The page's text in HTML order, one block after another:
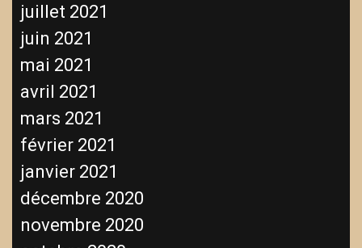
juillet 2021
juin 2021
mai 2021
avril 2021
mars 2021
février 2021
janvier 2021
décembre 2020
novembre 2020